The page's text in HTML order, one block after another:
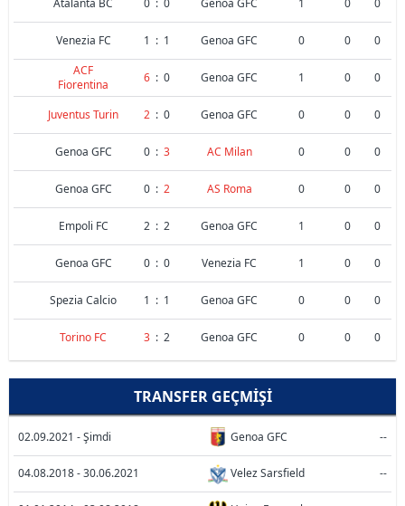
Atalanta BC 0 : 0 Genoa GFC 1 0 0
Venezia FC 1 : 1 Genoa GFC 0 0
0
ACF
Fiorentina
6 : 0 Genoa GFC 1 0 0
Juventus Turin 2 : 0 Genoa GFC 0 0 0
Genoa GFC 0 : 3 AC Milan 0 0 0
Genoa GFC 0 : 2 AS Roma 0 0 0
Empoli FC 2 : 2 Genoa GFC 1 0 0
Genoa GFC 0 : 0 Venezia FC 1 0 0
Spezia Calcio 1 : 1 Genoa GFC 0 0 0
Torino FC 3 : 2 Genoa GFC 0 0 0
TRANSFER GEÇMIŞI
02.09.2021 - Şimdi Genoa GFC --
04.08.2018 - 30.06.2021 Velez Sarsfield --